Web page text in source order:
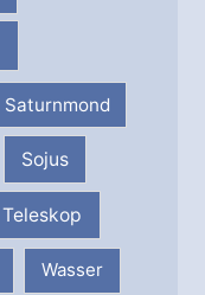
Saturnmond
Sojus
Teleskop
Wasser